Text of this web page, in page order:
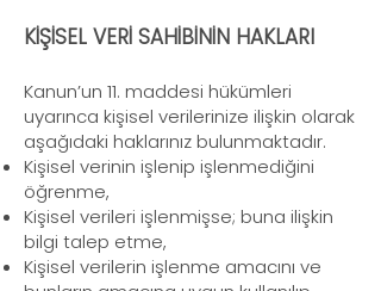
KİŞİSEL VERİ SAHİBİNİN HAKLARI
Kanun’un 11. maddesi hükümleri
uyarınca kişisel verilerinize ilişkin olarak
aşağıdaki haklarınız bulunmaktadır.
Kişisel verinin işlenip işlenmediğini
öğrenme,
Kişisel verileri işlenmişse; buna ilişkin
bilgi talep etme,
Kişisel verilerin işlenme amacını ve